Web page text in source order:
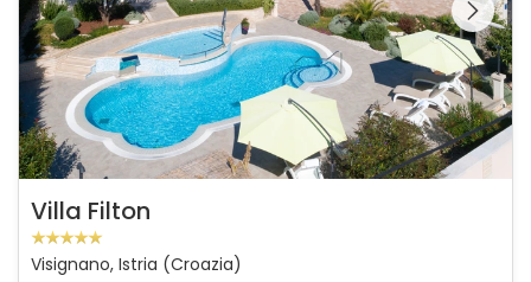
galleria sulla
Villa Filton
Visignano, Istria (Croazia)